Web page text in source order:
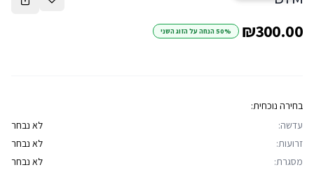
₪300.00
50% הנחה על הזוג השני
בחירה נוכחית:
עדשה:
לא נבחר
זרועות:
לא נבחר
מסגרת:
לא נבחר